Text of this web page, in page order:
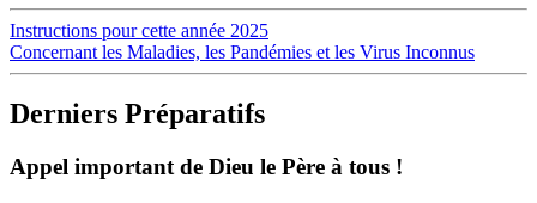
Instructions pour cette année 2025
Concernant les Maladies, les Pandémies et les Virus Inconnus
Derniers Préparatifs
Appel important de Dieu le Père à tous !